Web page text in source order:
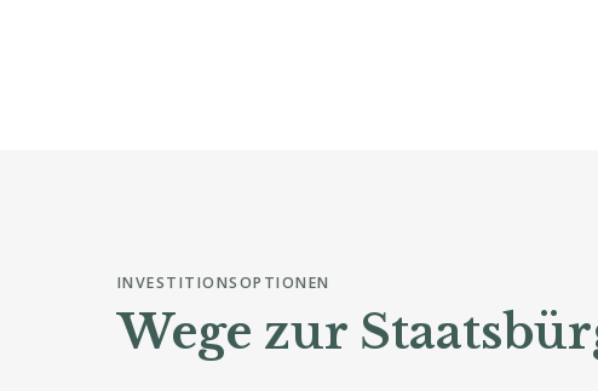
INVESTITIONSOPTIONEN
Wege zur